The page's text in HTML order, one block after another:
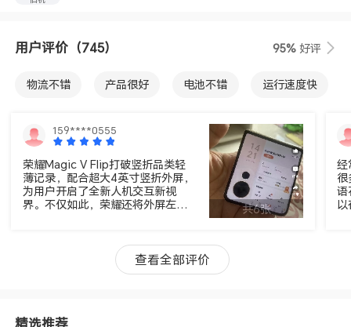
用户评价 （745） 95% 好评
物流不错 产品很好 电池不错 运行速度快
159****0555
荣耀Magic V Flip打破竖折品类轻
薄记录，配合超大4英寸竖折外屏，
为用户开启了全新人机交互新视
界。不仅如此，荣耀还将外屏左下
念，处处彰显以用户为中心；旗舰
全域低功耗LTPO，配合行业领先的
多项护眼技术，让用户同时拥有梦
共6张
经
很
语
以
查看全部评价